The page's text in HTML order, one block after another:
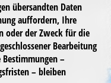
übersandten Daten
auffordern, Ihre
oder der Zweck für die
Bearbeitung
–
– bleiben